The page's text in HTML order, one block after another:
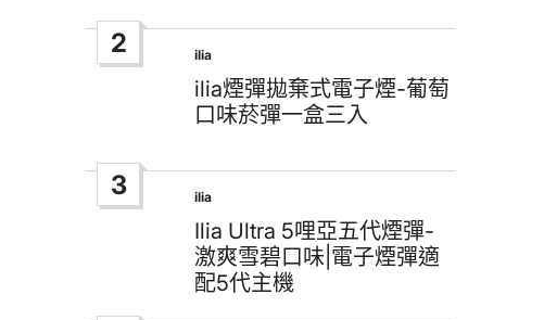
2
Posted
in
ilia
ilia煙彈拋棄式電子煙-葡萄
口味菸彈一盒三入
3
Posted
in
ilia
Ilia Ultra 5哩亞五代煙彈-
激爽雪碧口味|電子煙彈適
配5代主機